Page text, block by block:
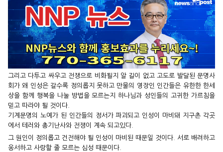
그리고 다투고 싸우고 전쟁으로 비화될지 알 길이 없고 고도로 발달된 문명사
회가 왜 인성은 갈수록 정의롭지 못하고 만물의 영장인 인간들은 유한한 한세
상을 함께 행복을 나눌 방법을 모르는지 하나님과 성인들의 고귀한 가르침을
믿고 따라야 될 것이다.
기계문명의 노예가 된 인간들의 정서가 파괴되고 인성이 마비돼 지구촌 각곳
에서 테러와 총기난사와 전쟁이 계속 되고있다.
그 원인이 정의롭고 건전해야 될 인성이 마비된 때문일 것이다. 서로 배려하고
옹서하고 사랑할 줄 모르는 심성 때문이다.